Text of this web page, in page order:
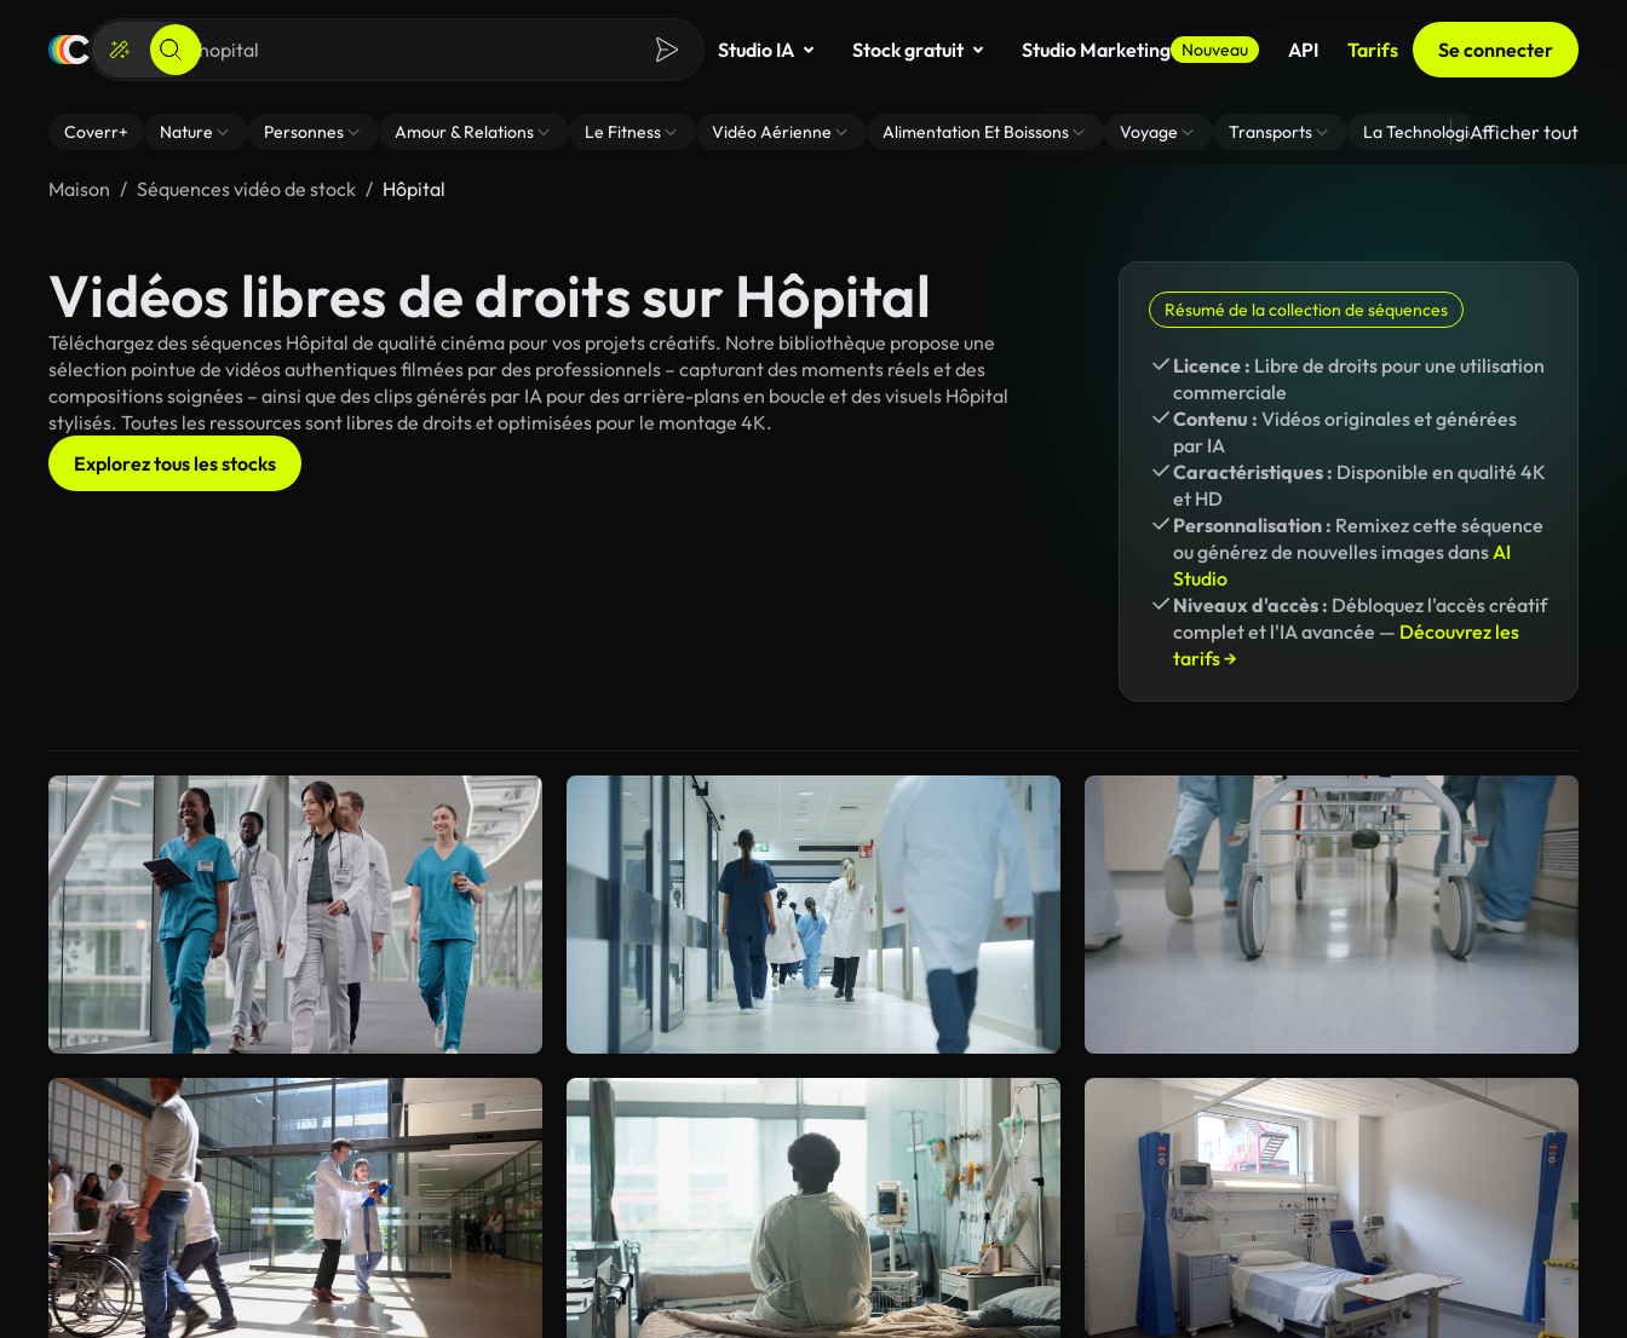
Studio IA Stock gratuit Studio Marketing Nouveau API Tarifs Se connecter
Coverr+ Nature Personnes Amour & Relations Le Fitness Vidéo Aérienne Alimentation Et Boissons Voyage Transports La Technologie Zoom En
Afficher tout
Maison Séquences vidéo de stock Hôpital
Vidéos libres de droits sur Hôpital
Téléchargez des séquences Hôpital de qualité cinéma pour vos projets créatifs. Notre bibliothèque propose une
sélection pointue de vidéos authentiques filmées par des professionnels – capturant des moments réels et des
compositions soignées – ainsi que des clips générés par IA pour des arrière-plans en boucle et des visuels Hôpital
stylisés. Toutes les ressources sont libres de droits et optimisées pour le montage 4K.
Explorez tous les stocks
Résumé de la collection de séquences
Licence : Libre de droits pour une utilisation
commerciale
Contenu : Vidéos originales et générées
par IA
Caractéristiques : Disponible en qualité 4K
et HD
Personnalisation : Remixez cette séquence
ou générez de nouvelles images dansAI
Studio
Niveaux d'accès : Débloquez l'accès créatif
complet et l'IA avancée — Découvrez les
tarifs →